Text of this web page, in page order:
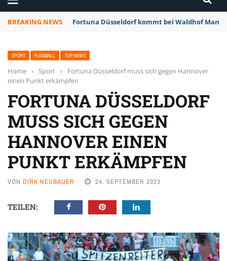
BREAKING NEWS Fortuna Düsseldorf kommt bei Waldhof
SPORT FUSSBALL TOP NEWS
Home › Sport ›
Fortuna Düsseldorf muss sich gegen Hannover
einen Punkt erkämpfen
FORTUNA DÜSSELDORF
MUSS SICH GEGEN
HANNOVER EINEN
PUNKT ERKÄMPFEN
VON DIRK NEUBAUER 24. SEPTEMBER 2023
TEILEN: